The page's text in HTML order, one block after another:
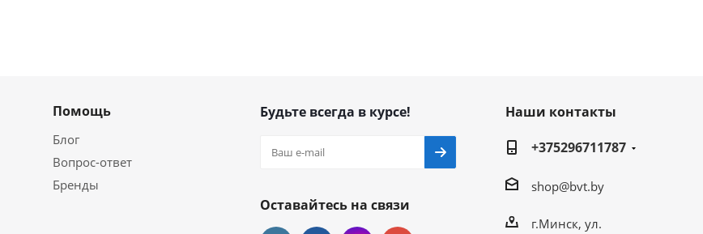
Помощь
Блог
Вопрос-ответ
Бренды
Будьте всегда в курсе!
Оставайтесь на связи
Наши контакты
+375296711787
shop@bvt.by
г.Минск, ул.